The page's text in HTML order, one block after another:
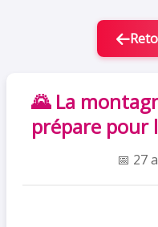
🌄 La
prépare pour
📅 27